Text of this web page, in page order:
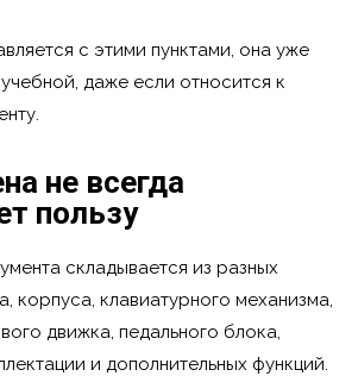
с этими пунктами, она уже
даже если относится к
не всегда
пользу
складывается из разных
корпуса, клавиатурного механизма,
движка, педального блока,
и дополнительных функций.